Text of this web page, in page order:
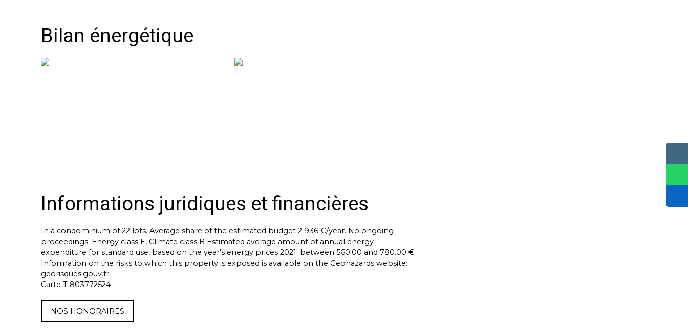
Bilan énergétique
Informations juridiques et financières
In a condominium of 22 lots. Average share of the estimated budget 2 936 €/year. No ongoing
proceedings. Energy class E, Climate class B Estimated average amount of annual energy
expenditure for standard use, based on the year's energy prices 2021: between 560.00 and 780.00 €.
Information on the risks to which this property is exposed is available on the Geohazards website:
georisques.gouv.fr.
Carte T 803772524
NOS HONORAIRES